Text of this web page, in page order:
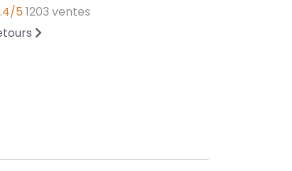
5 1203 ventes